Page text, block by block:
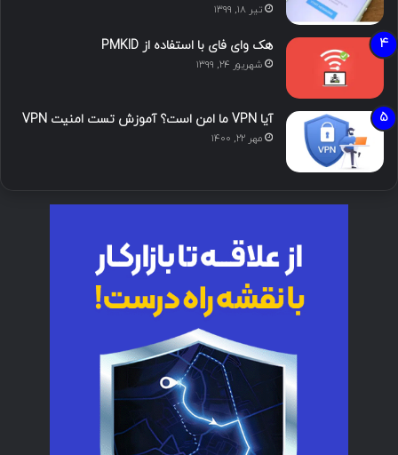
تیر ۱۸, ۱۳۹۹
هک وای فای با استفاده از PMKID
شهریور ۲۴, ۱۳۹۹
آیا VPN ما امن است؟ آموزش تست امنیت VPN
مهر ۲۲, ۱۴۰۰